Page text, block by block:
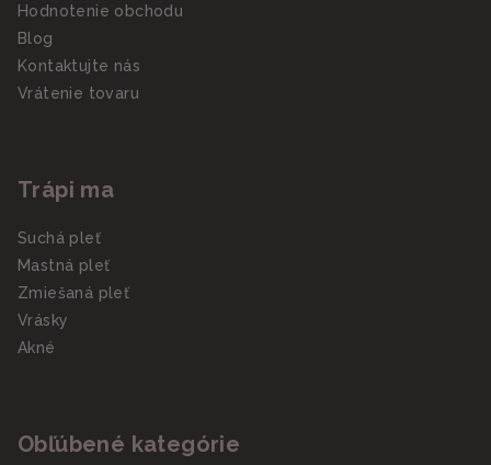
Hodnotenie obchodu
Blog
Kontaktujte nás
Vrátenie tovaru
Trápi ma
Suchá pleť
Mastná pleť
Zmiešaná pleť
Vrásky
Akné
Obľúbené kategórie